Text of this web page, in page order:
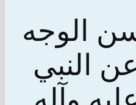
الوجه
النبي